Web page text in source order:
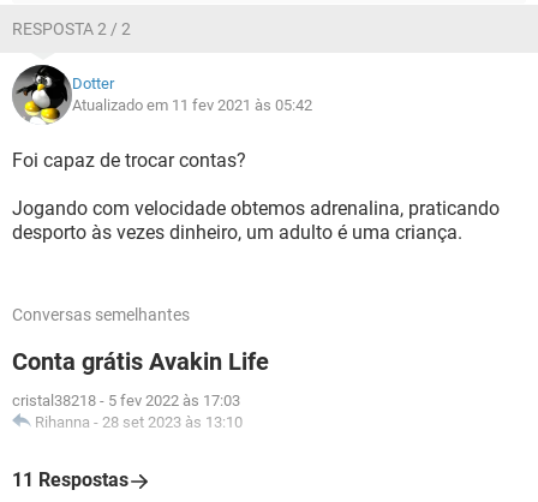
RESPOSTA 2 / 2
Dotter
Atualizado em 11 fev 2021 às 05:42
Foi capaz de trocar contas?
Jogando com velocidade obtemos adrenalina, praticando
desporto às vezes dinheiro, um adulto é uma criança.
Conversas semelhantes
Conta grátis Avakin Life
cristal38218 - 5 fev 2022 às 17:03
Rihanna - 28 set 2023 às 13:10
11 Respostas